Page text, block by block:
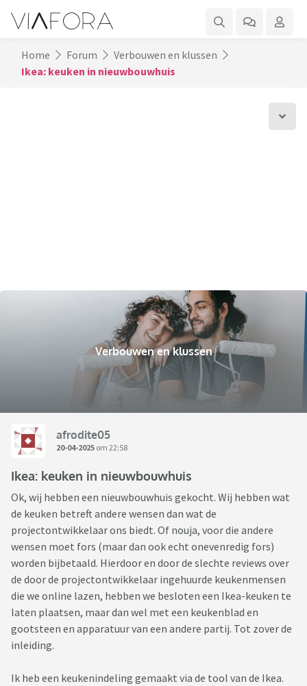
Home Forum
Verbouwen en klussen
Ikea: keuken in nieuwbouwhuis
Verbouwen en klussen
afrodite05
20-04-2025 om 22:58
Ikea: keuken in nieuwbouwhuis
Ok, wij hebben een nieuwbouwhuis gekocht. Wij hebben wat
de keuken betreft andere wensen dan wat de
projectontwikkelaar ons biedt. Of nouja, voor die andere
wensen moet fors (maar dan ook echt onevenredig fors)
worden bijbetaald. Hierdoor en door de slechte reviews over
de door de projectontwikkelaar ingehuurde keukenmensen
die we online lazen, hebben we besloten een Ikea-keuken te
laten plaatsen, maar dan wel met een keukenblad en
gootsteen en apparatuur van een andere partij. Tot zover de
inleiding.
Ik heb een keukenindeling gemaakt via de tool van de Ikea.